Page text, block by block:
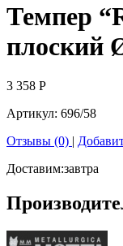
Темпер
плоский
3 358 Р
Артикул: 696/58
Отзывы (0) |
Доставим:завтра